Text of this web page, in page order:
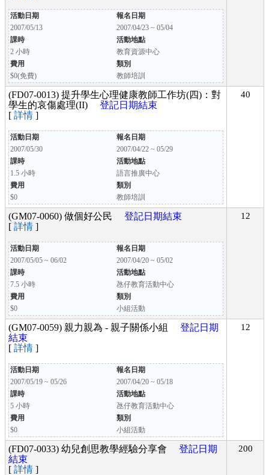
活動日期
報名日期
2007/05/13
2007/04/23 ~ 05/04
課時
活動地點
2 小時
教育資源中心
費用
類別
$0(免費)
教師培訓
(FD07-0013) 提升學生心理健康教師工作坊(四)：對
學生的哀傷處理(II) 登記日期結束
[ 詳情 ]
活動日期
報名日期
2007/05/30
2007/04/22 ~ 05/29
課時
活動地點
1.5 小時
語言推廣中心
費用
類別
$0
教師培訓
40
(GM07-0060) 做個好公民 登記日期結束
[ 詳情 ]
活動日期
報名日期
2007/05/05 ~ 06/02
2007/04/20 ~ 05/02
課時
活動地點
7.5 小時
氹仔教育活動中心
費用
類別
$0
小組活動
12
(GM07-0059) 親力親為 - 親子關係小組 登記日期
結束
[ 詳情 ]
活動日期
報名日期
2007/05/19 ~ 05/26
2007/04/20 ~ 05/18
課時
活動地點
5 小時
氹仔教育活動中心
費用
類別
$0
小組活動
12
(FD07-0033) 幼兒創思教學經驗分享會 登記日期
結束
[ 詳情 ]
200